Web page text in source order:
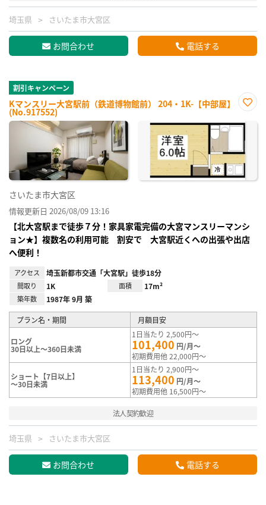
埼玉県 さいたま市大宮区
お問合わせ 電話する
割引キャンペーン
Kマンスリー大宮駅前（鉄道博物館前） 204・1K-【中部屋】
(No.917552)
に入
録
さいたま市大宮区
情報更新日 2026/08/09 13:16
【北大宮駅まで徒歩７分！家具家電完備の大宮マンスリーマンシ
ョン★】複数名の利用可能 割安で 大宮駅近くへの出張や出店
へ便利！
アクセス 埼玉新都市交通「大宮駅」徒歩18分
間取り 1K 面積 17m²
築年数 1987年 9月 築
プラン名・期間 月額目安
ロング
30日以上～360日未満
1日当たり 2,500円～
101,400 円/月～
初期費用他 22,000円～
ショート【7日以上】
～30日未満
1日当たり 2,900円～
113,400 円/月～
初期費用他 16,500円～
法人契約歓迎
埼玉県 さいたま市大宮区
お問合わせ 電話する